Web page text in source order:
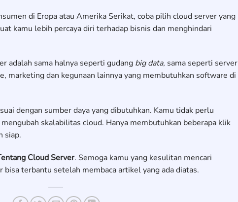
di Eropa atau Amerika Serikat, coba pilih cloud server yang
kamu lebih percaya diri terhadap bisnis dan menghindari
adalah sama halnya seperti gudang big data, sama seperti server
marketing dan kegunaan lainnya yang membutuhkan software di
dengan sumber daya yang dibutuhkan. Kamu tidak perlu
skalabilitas cloud. Hanya membutuhkan beberapa klik
siap.
Cloud Server. Semoga kamu yang kesulitan mencari
terbantu setelah membaca artikel yang ada diatas.